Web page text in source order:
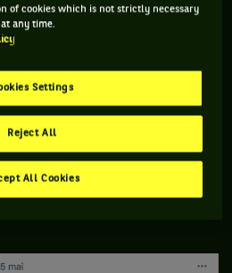
court au beau milieu du tournoi
Piémont, les organisateurs
Une pratique interdite en
. Pendant ce temps-là, après avoir
Lancer Evolution de neuvième
le Britannique Adam Griffiths joue
son nouveau véhicule de
Résultat : un accident de
of cookies which is not strictly necessary
any time.
Settings
Reject All
All Cookies